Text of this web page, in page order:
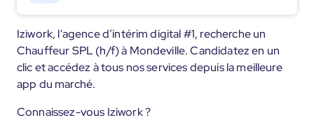
Iziwork, l'agence d’intérim digital #1, recherche un
Chauffeur SPL (h/f) à Mondeville. Candidatez en un
clic et accédez à tous nos services depuis la meilleure
app du marché.
Connaissez-vous Iziwork ?